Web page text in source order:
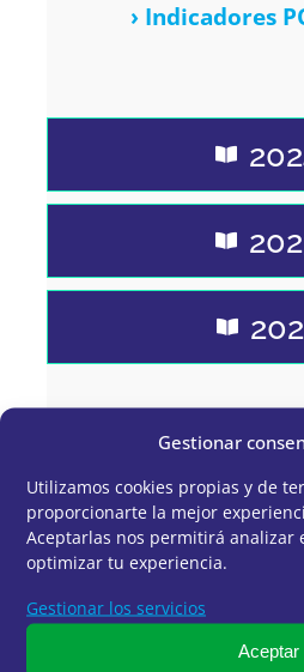
Gestionar
Utilizamos cookies propias y de
proporcionarte la mejor
Aceptarlas nos permitirá analizar
optimizar tu experiencia.
Gestionar los servicios
Aceptar
› Indicadores